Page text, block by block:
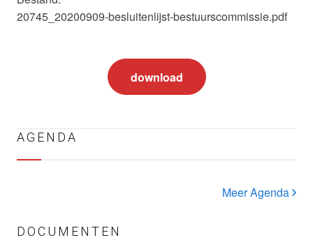
20745_20200909-besluitenlijst-bestuurscommissie.pdf
download
AGENDA
Meer Agenda
DOCUMENTEN